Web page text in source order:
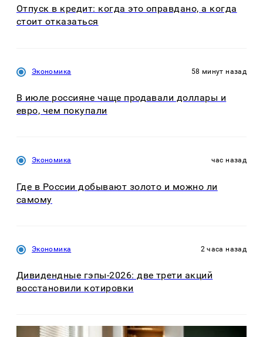
Отпуск в кредит: когда это оправдано, а когда
стоит отказаться
Экономика 58 минут назад
В июле россияне чаще продавали доллары и
евро, чем покупали
Экономика час назад
Где в России добывают золото и можно ли
самому
Экономика 2 часа назад
Дивидендные гэпы-2026: две трети акций
восстановили котировки